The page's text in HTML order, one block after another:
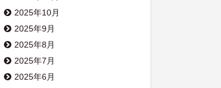
2025年10月
2025年9月
2025年8月
2025年7月
2025年6月